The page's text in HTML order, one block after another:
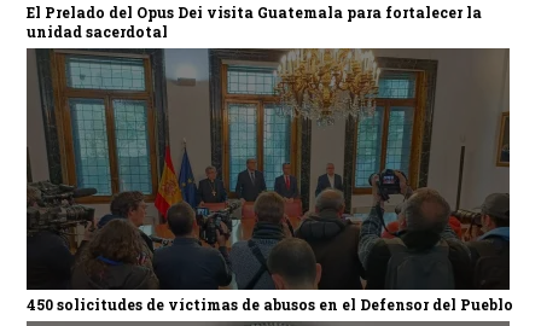
El Prelado del Opus Dei visita Guatemala para fortalecer la
unidad sacerdotal
450 solicitudes de víctimas de abusos en el Defensor del Pueblo